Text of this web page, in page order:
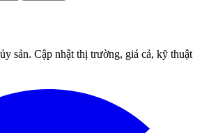
sản. Cập nhật thị trường, giá cả, kỹ thuật